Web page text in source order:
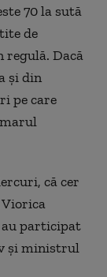
70 la sută
de
regulă. Dacă
şi din
pe care
că cer
au participat
şi ministrul